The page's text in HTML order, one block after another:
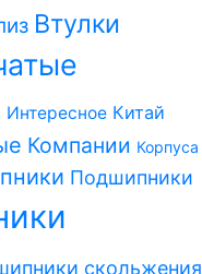
Втулки
Интересное Китай
Компании Корпуса
Подшипники
скольжения